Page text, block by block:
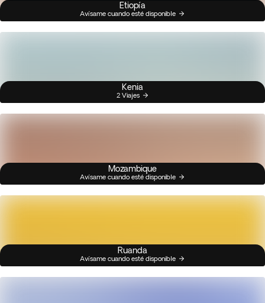
Etiopía
Avísame cuando esté disponible
Kenia
2 Viajes
Mozambique
Avísame cuando esté disponible
Ruanda
Avísame cuando esté disponible